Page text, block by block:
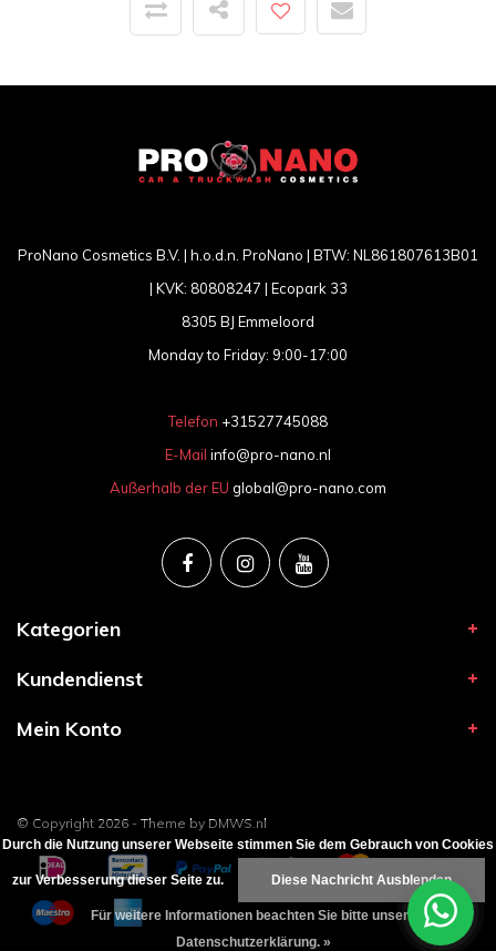
ProNano Cosmetics B.V. | h.o.d.n. ProNano | BTW: NL861807613B01
| KVK: 80808247 | Ecopark 33
8305 BJ Emmeloord
Monday to Friday: 9:00-17:00
Telefon +31527745088
E-Mail info@pro-nano.nl
Außerhalb der EU global@pro-nano.com
Kategorien
Kundendienst
Mein Konto
© Copyright 2026 - Theme by DMWS.nl
Durch die Nutzung unserer Webseite stimmen Sie dem Gebrauch von Cookies
zur Verbesserung dieser Seite zu. Diese Nachricht Ausblenden
Für weitere Informationen beachten Sie bitte unsere
Datenschutzerklärung. »